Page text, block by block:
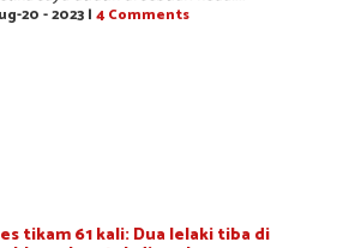
20 - 2023 | 4 Comments
tikam 61 kali: Dua lelaki tiba di